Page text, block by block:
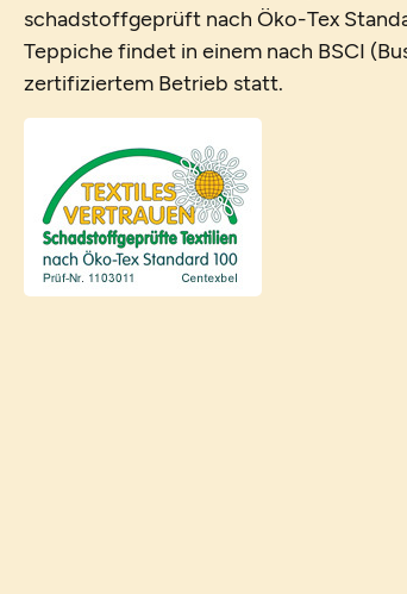
schadstoffgeprüft nach Öko-Tex
Teppiche findet in einem nach BSCI
zertifiziertem Betrieb statt.